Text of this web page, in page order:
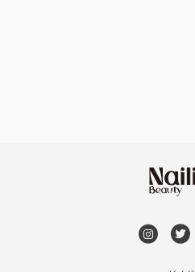
長岡京市・向日市・八幡